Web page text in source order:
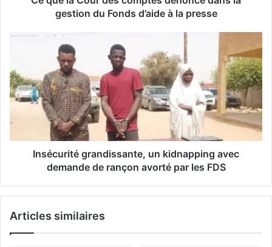
l
gestion du Fonds d’aide à la presse
Insécurité grandissante, un kidnapping avec
demande de rançon avorté par les FDS
Articles similaires